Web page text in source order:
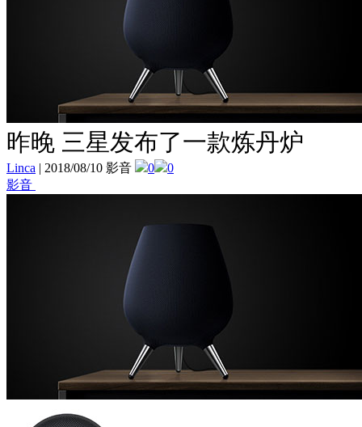
昨晚 三星发布了一款炼丹炉
Linca | 2018/08/10 影音 0
0
影音